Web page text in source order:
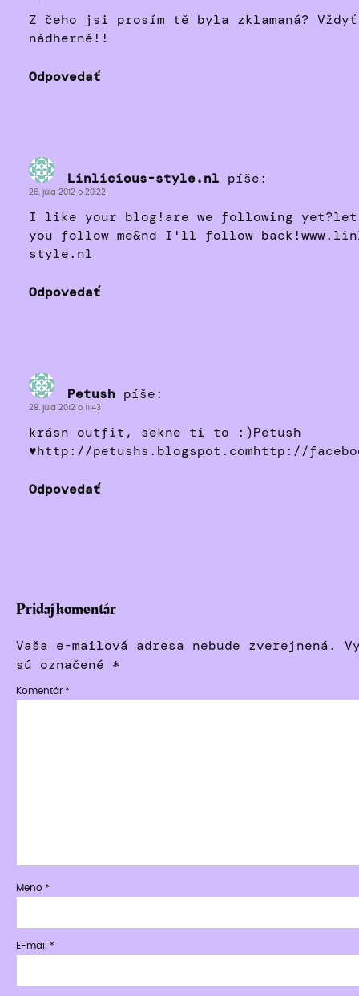
Z čeho jsi prosím tě byla zklamaná?
nádherné!!
Odpovedať
Linlicious-style.nl píše:
26. júla 2012 o 20:22
I like your blog!are we following yet?let
you follow me&nd I'll follow
style.nl
Odpovedať
Petush píše:
28. júla 2012 o 11:43
krásn outfit, sekne ti to :)Petush
♥http://petushs.blogspot.comhttp://
Odpovedať
Pridaj komentár
Vaša e-mailová adresa nebude zverejnená.
sú označené *
Komentár *
Meno *
E-mail *